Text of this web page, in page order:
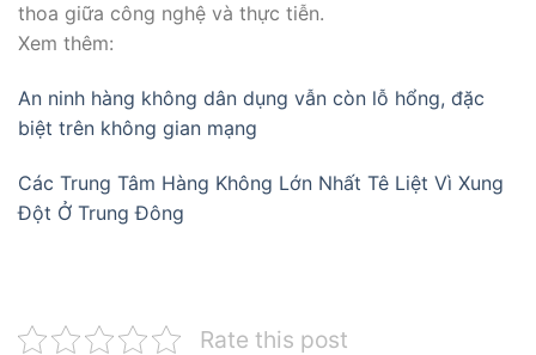
thoa giữa công nghệ và thực tiễn.
Xem thêm:
An ninh hàng không dân dụng vẫn còn lỗ hổng, đặc
biệt trên không gian mạng
Các Trung Tâm Hàng Không Lớn Nhất Tê Liệt Vì Xung
Đột Ở Trung Đông
Rate this post